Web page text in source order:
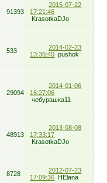
91393
2015-07-22
17:21:46
KrasotkaDJo
533
2014-02-23
13:36:40 pushok
29094
2014-01-06
16:27:06
чебурашка11
48913
2013-08-08
17:33:17
KrasotkaDJo
8728
2012-07-23
17:09:36 HElana